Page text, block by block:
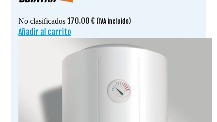
No clasificados 170.00 € (IVA incluido)
Añadir al carrito